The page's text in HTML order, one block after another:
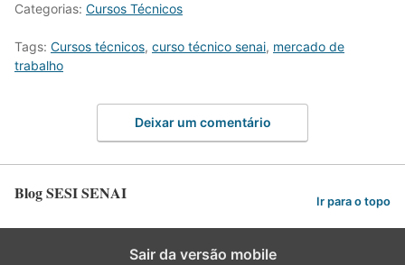
Categorias: Cursos Técnicos
Tags: Cursos técnicos, curso técnico senai, mercado de
trabalho
Deixar um comentário
Blog SESI SENAI Ir para o topo
Sair da versão mobile